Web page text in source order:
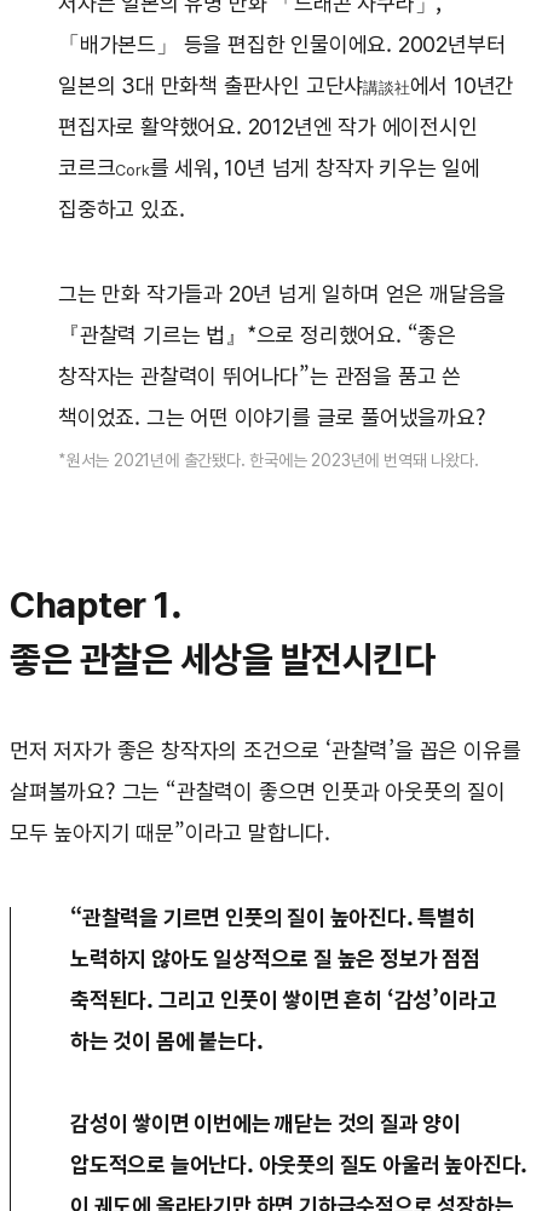
「배가본드」 등을 편집한 인물이에요. 2002년부터
일본의 3대 만화책 출판사인 고단샤講談社에서 10년간
편집자로 활약했어요. 2012년엔 작가 에이전시인
코르크Cork를 세워, 10년 넘게 창작자 키우는 일에
집중하고 있죠.
그는 만화 작가들과 20년 넘게 일하며 얻은 깨달음을
『관찰력 기르는 법』*으로 정리했어요. “좋은
창작자는 관찰력이 뛰어나다”는 관점을 품고 쓴
책이었죠. 그는 어떤 이야기를 글로 풀어냈을까요?
*원서는 2021년에 출간됐다. 한국에는 2023년에 번역돼 나왔다.
Chapter 1.
좋은 관찰은 세상을 발전시킨다
먼저 저자가 좋은 창작자의 조건으로 ‘관찰력’을 꼽은 이유를
살펴볼까요? 그는 “관찰력이 좋으면 인풋과 아웃풋의 질이
모두 높아지기 때문”이라고 말합니다.
“관찰력을 기르면 인풋의 질이 높아진다. 특별히
노력하지 않아도 일상적으로 질 높은 정보가 점점
축적된다. 그리고 인풋이 쌓이면 흔히 ‘감성’이라고
하는 것이 몸에 붙는다.
감성이 쌓이면 이번에는 깨닫는 것의 질과 양이
압도적으로 늘어난다. 아웃풋의 질도 아울러 높아진다.
이 궤도에 올라타기만 하면 기하급수적으로 성장하는